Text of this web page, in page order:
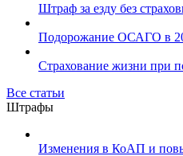
Штраф за езду без
Подорожание ОСАГО в
Страхование жизни при
Все статьи
Штрафы
Изменения в КоАП и